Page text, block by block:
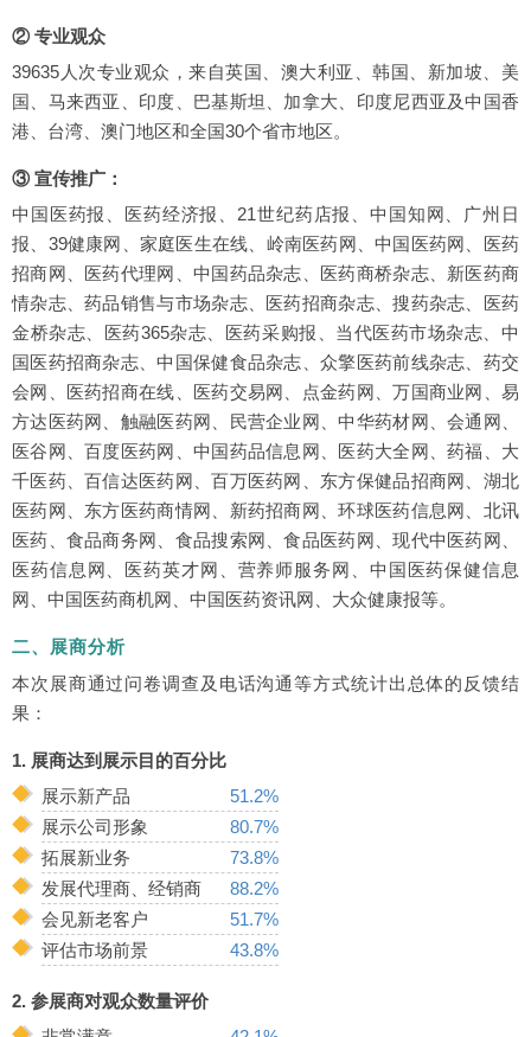
② 专业观众
39635人次专业观众，来自英国、澳大利亚、韩国、新加坡、美
国、马来西亚、印度、巴基斯坦、加拿大、印度尼西亚及中国香
港、台湾、澳门地区和全国30个省市地区。
③ 宣传推广：
中国医药报、医药经济报、21世纪药店报、中国知网、广州日
报、39健康网、家庭医生在线、岭南医药网、中国医药网、医药
招商网、医药代理网、中国药品杂志、医药商桥杂志、新医药商
情杂志、药品销售与市场杂志、医药招商杂志、搜药杂志、医药
金桥杂志、医药365杂志、医药采购报、当代医药市场杂志、中
国医药招商杂志、中国保健食品杂志、众擎医药前线杂志、药交
会网、医药招商在线、医药交易网、点金药网、万国商业网、易
方达医药网、触融医药网、民营企业网、中华药材网、会通网、
医谷网、百度医药网、中国药品信息网、医药大全网、药福、大
千医药、百信达医药网、百万医药网、东方保健品招商网、湖北
医药网、东方医药商情网、新药招商网、环球医药信息网、北讯
医药、食品商务网、食品搜索网、食品医药网、现代中医药网、
医药信息网、医药英才网、营养师服务网、中国医药保健信息
网、中国医药商机网、中国医药资讯网、大众健康报等。
二、展商分析
本次展商通过问卷调查及电话沟通等方式统计出总体的反馈结
果：
1. 展商达到展示目的百分比
展示新产品
51.2%
展示公司形象
80.7%
拓展新业务
73.8%
发展代理商、经销商
88.2%
会见新老客户
51.7%
评估市场前景
43.8%
2. 参展商对观众数量评价